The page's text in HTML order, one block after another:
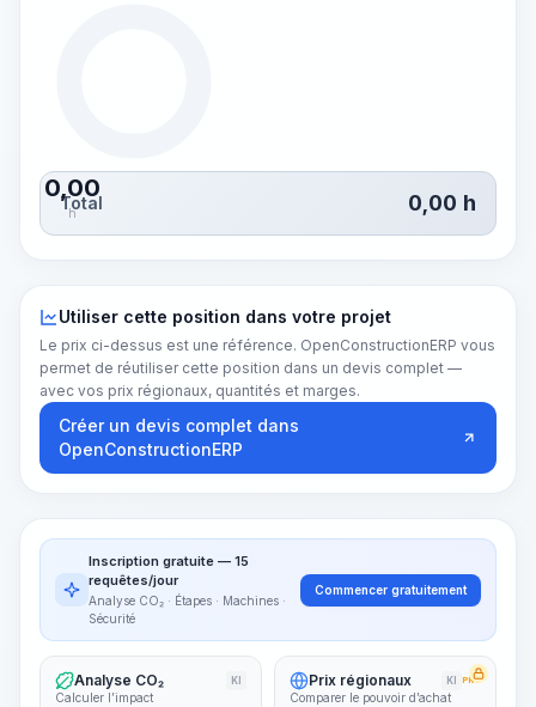
0,00
h
Total 0,00 h
Utiliser cette position dans votre projet
Le prix ci-dessus est une référence. OpenConstructionERP vous
permet de réutiliser cette position dans un devis complet —
avec vos prix régionaux, quantités et marges.
Créer un devis complet dans
OpenConstructionERP
Inscription gratuite — 15
requêtes/jour
Analyse CO₂ · Étapes · Machines ·
Sécurité
Commencer gratuitement
Analyse CO₂ KI
Calculer l’impact
Prix régionaux KI PRO
Comparer le pouvoir d’achat